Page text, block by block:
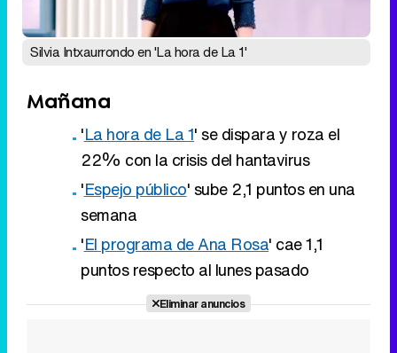
La hora de La 1
' se dispara y roza el
22% con la crisis del hantavirus
semana
'El programa de Ana Rosa
puntos respecto al lunes pasado
Eliminar anuncios